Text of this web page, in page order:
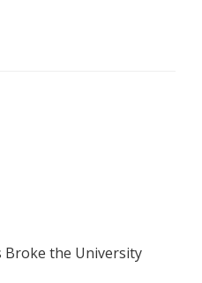
Broke the University